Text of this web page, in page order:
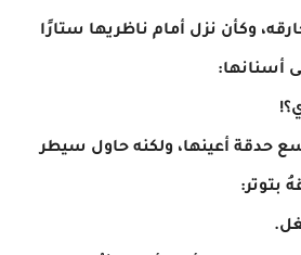
وكأن نزل أمام ناظريها ستارًا
أسنانها:
حدقة أعينها، ولكنه حاول سيطر
بتوتر: